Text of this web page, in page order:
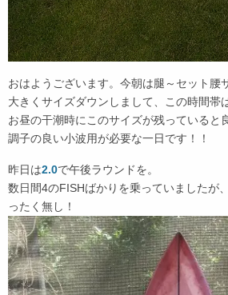
おはようございます。今朝は腿～セット腰
大きくサイズダウンしまして、この時間帯
お昼の干潮時にこのサイズが残っていると
調子の良い小波用が必要な一日です！！
昨日は2.0で午後ラウンドを。
数日間4のFISHばかりを乗っていましたが
ったく無し！